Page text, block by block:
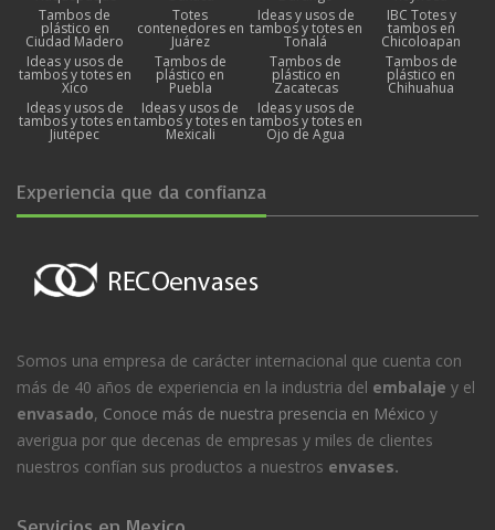
Tambos de
plástico en
Ciudad Madero
Totes
contenedores en
Juárez
Ideas y usos de
tambos y totes en
Tonalá
IBC Totes y
tambos en
Chicoloapan
Ideas y usos de
tambos y totes en
Xico
Tambos de
plástico en
Puebla
Tambos de
plástico en
Zacatecas
Tambos de
plástico en
Chihuahua
Ideas y usos de
tambos y totes en
Jiutepec
Ideas y usos de
tambos y totes en
Mexicali
Ideas y usos de
tambos y totes en
Ojo de Agua
Experiencia que da confianza
Somos una empresa de carácter internacional que cuenta con
más de 40 años de experiencia en la industria del embalaje y el
envasado, Conoce más de nuestra presencia en México y
averigua por que decenas de empresas y miles de clientes
nuestros confían sus productos a nuestros envases.